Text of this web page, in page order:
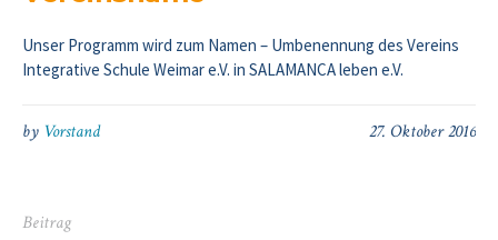
Unser Programm wird zum Namen – Umbenennung des Vereins
Integrative Schule Weimar e.V. in SALAMANCA leben e.V.
27. Oktober 2016
by Vorstand
Beitrag